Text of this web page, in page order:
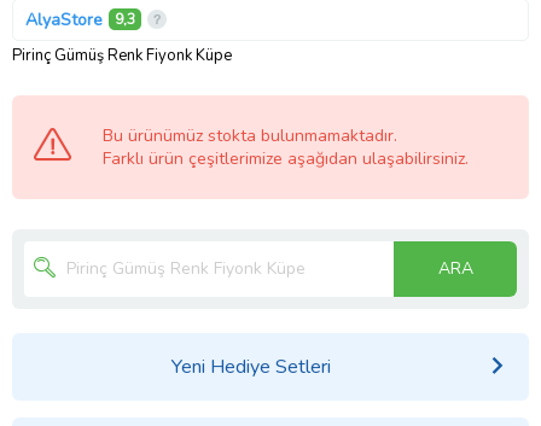
AlyaStore 9,3
Pirinç Gümüş Renk Fiyonk Küpe
Bu ürünümüz stokta bulunmamaktadır.
Farklı ürün çeşitlerimize aşağıdan ulaşabilirsiniz.
ARA
Yeni Hediye Setleri